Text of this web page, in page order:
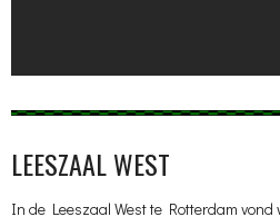
LEESZAAL WEST
In de Leeszaal West te Rotterdam vond